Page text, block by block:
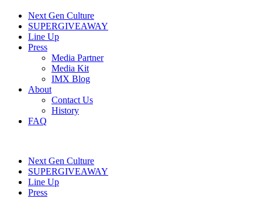
Next Gen Culture
SUPERGIVEAWAY
Line Up
Press
Media Partner
Media Kit
IMX Blog
About
Contact Us
History
FAQ
Next Gen Culture
SUPERGIVEAWAY
Line Up
Press